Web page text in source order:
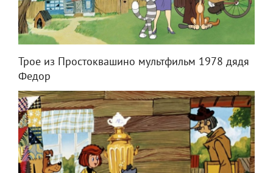
Трое из Простоквашино мультфильм 1978 дядя
Федор